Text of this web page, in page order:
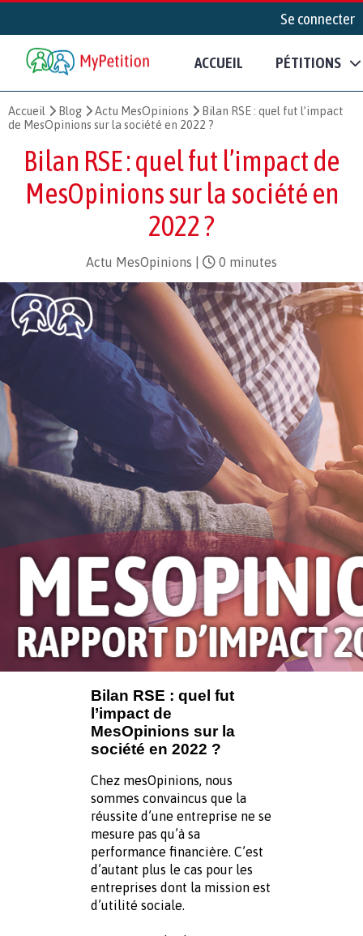
Se connecter
ACCUEIL PÉTITIONS
Accueil Blog Actu MesOpinions
Bilan RSE : quel fut l’impact
de MesOpinions sur la société en 2022 ?
Bilan RSE : quel fut l’impact de
MesOpinions sur la société en
2022 ?
Actu MesOpinions 0 minutes
Bilan RSE : quel fut
l’impact de
MesOpinions sur la
société en 2022 ?
Chez mesOpinions, nous
sommes convaincus que la
réussite d’une entreprise ne se
mesure pas qu’à sa
performance financière. C’est
d’autant plus le cas pour les
entreprises dont la mission est
d’utilité sociale.